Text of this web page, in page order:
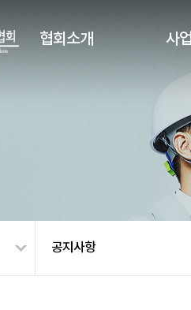
협회소개 사
공지사항